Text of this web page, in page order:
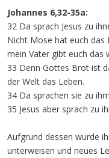
Johannes 6,32-35a:
32 Da sprach Jesus zu
Nicht Mose hat euch
mein Vater gibt euch das
33 Denn Gottes Brot ist
der Welt das Leben.
34 Da sprachen sie zu
35 Jesus aber sprach zu
Aufgrund dessen wurde
unterweisen und neues